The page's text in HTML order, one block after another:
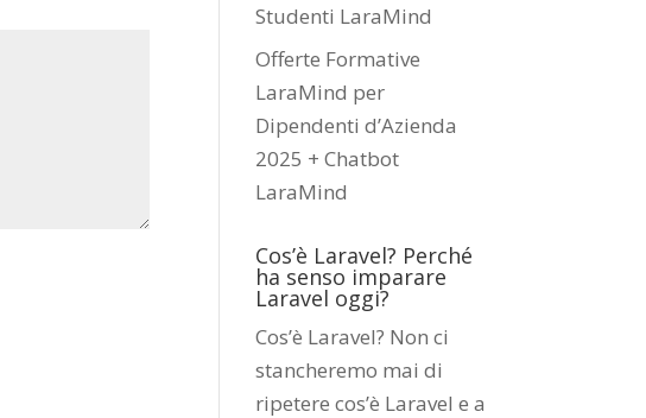
Studenti LaraMind
Offerte Formative
LaraMind per
Dipendenti d’Azienda
2025 + Chatbot
LaraMind
Cos’è Laravel? Perché
ha senso imparare
Laravel oggi?
Cos’è Laravel? Non ci
stancheremo mai di
ripetere cos’è Laravel e a